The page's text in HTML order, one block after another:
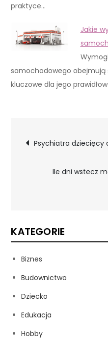
praktyce…
Jakie
samochodowego obejmują
kluczowe dla jego
wpisu
Psychiatra dziecięcy
Ile dni wstecz
KATEGORIE
Biznes
Budownictwo
Dziecko
Edukacja
Hobby